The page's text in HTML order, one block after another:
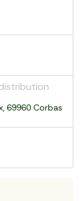
69960 Corbas